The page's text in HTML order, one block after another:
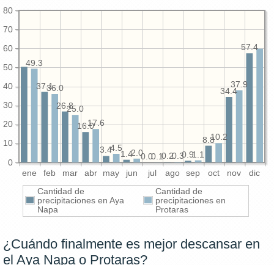
ene feb mar abr may jun jul ago sep oct nov dic
0
10
20
30
40
50
60
70
80
57.4
34.4
8.8
0.9
0.2
0.0
1.4
3.4
16.0
26.8
37.1 37.9
10.2
1.1
0.3
0.1
2.0
4.5
17.6
25.0
36.0
49.3
Cantidad de
precipitaciones en Aya
Napa
Cantidad de
precipitaciones en
Protaras
¿Cuándo finalmente es mejor descansar en
el Aya Napa o Protaras?